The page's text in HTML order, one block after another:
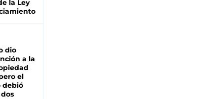
la Ley
dio
a la
el
debió